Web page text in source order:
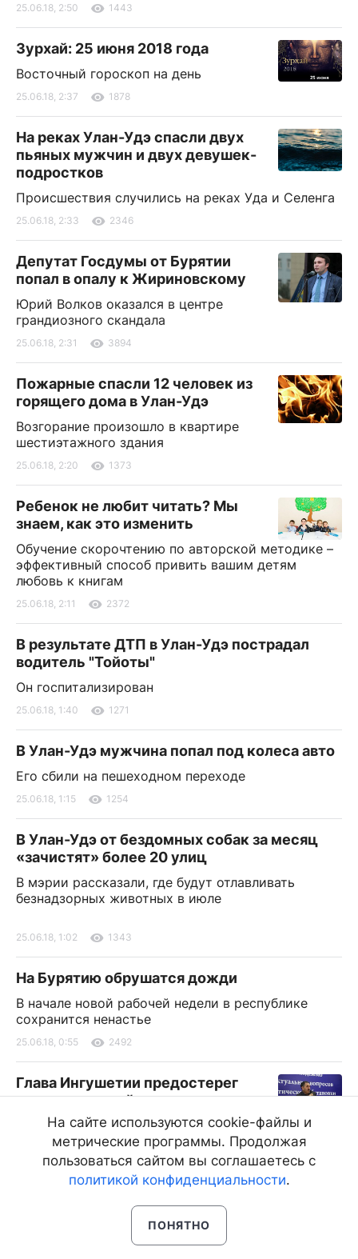
25.06.18, 2:50 1443
Зурхай: 25 июня 2018 года
Восточный гороскоп на день
25.06.18, 2:37 1878
На реках Улан-Удэ спасли двух
пьяных мужчин и двух девушек-
подростков
Происшествия случились на реках Уда и Селенга
25.06.18, 2:33 2346
Депутат Госдумы от Бурятии
попал в опалу к Жириновскому
Юрий Волков оказался в центре
грандиозного скандала
25.06.18, 2:31 3894
Пожарные спасли 12 человек из
горящего дома в Улан-Удэ
Возгорание произошло в квартире
шестиэтажного здания
25.06.18, 2:20 1373
Ребенок не любит читать? Мы
знаем, как это изменить
Обучение скорочтению по авторской методике –
эффективный способ привить вашим детям
любовь к книгам
25.06.18, 2:11 2372
В результате ДТП в Улан-Удэ пострадал
водитель "Тойоты"
Он госпитализирован
25.06.18, 1:40 1271
В Улан-Удэ мужчина попал под колеса авто
Его сбили на пешеходном переходе
25.06.18, 1:15 1254
В Улан-Удэ от бездомных собак за месяц
«зачистят» более 20 улиц
В мэрии рассказали, где будут отлавливать
безнадзорных животных в июле
25.06.18, 1:02 1343
На Бурятию обрушатся дожди
В начале новой рабочей недели в республике
сохранится ненастье
25.06.18, 0:55 2492
Глава Ингушетии предостерег
молодых людей от пути парня из
Бурятии
На встрече с молодежью Юнус-Бек Евкуров
упомянул Саида Бурятского
25.06.18, 0:39 6814
На сайте используются cookie-файлы и
метрические программы. Продолжая
пользоваться сайтом вы соглашаетесь с
политикой конфиденциальности.
ПОНЯТНО